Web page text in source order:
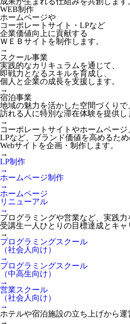
WEB制作
ホームページや
コーポレートサイト・LPなど
企業価値向上に貢献する
ＷＥＢサイトを制作します。
→
スクール事業
実践的なカリキュラムを通じて、
即戦力となるスキルを育成し、
個人と企業の成長を支援します。
→
宿泊事業
地域の魅力を活かした空間づくりで
訪れる人に特別な滞在体験を提供し
→
コーポレートサイトやホームページ
LPなど、ブランド価値を高めるた
Webサイトを企画・制作します。
→
LP制作
→
ホームページ制作
→
ホームページ
リニューアル
→
プログラミングや営業など、実践
受講生一人ひとりの目標達成とキャ
→
プログラミングスクール
（社会人向け）
→
プログラミングスクール
（中高生向け）
→
営業スクール
（社会人向け）
→
ホテルや宿泊施設の立ち上げから
→